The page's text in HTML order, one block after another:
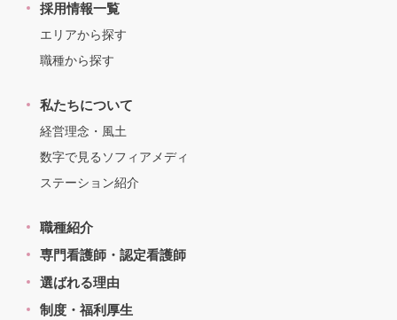
採用情報一覧
エリアから探す
職種から探す
私たちについて
経営理念・風土
数字で見るソフィアメディ
ステーション紹介
職種紹介
専門看護師・認定看護師
選ばれる理由
制度・福利厚生